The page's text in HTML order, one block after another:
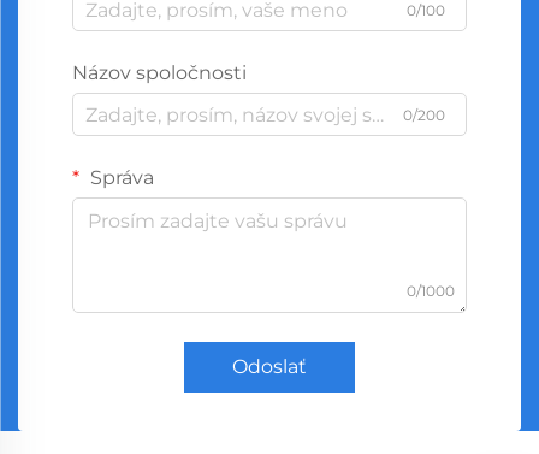
0/100
Názov spoločnosti
0/200
Správa
0/1000
Odoslať